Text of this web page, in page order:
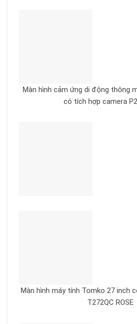
Màn hình cảm ứng di động thông
có tích hợp camera
Màn hình máy tính Tomko 27 inch
T272QC ROSE